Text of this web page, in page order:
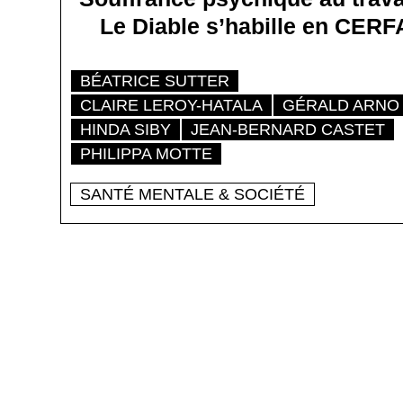
Le Diable s’habille en
BÉATRICE SUTTER
CLAIRE LEROY-HATALA
GÉRALD ARNO
HINDA SIBY
JEAN-BERNARD CASTET
PHILIPPA MOTTE
SANTÉ MENTALE & SOCIÉTÉ